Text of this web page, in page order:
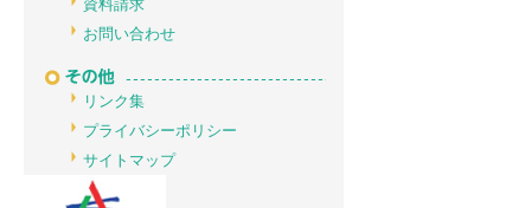
資料請求
お問い合わせ
リンク集
プライバシーポリシー
サイトマップ